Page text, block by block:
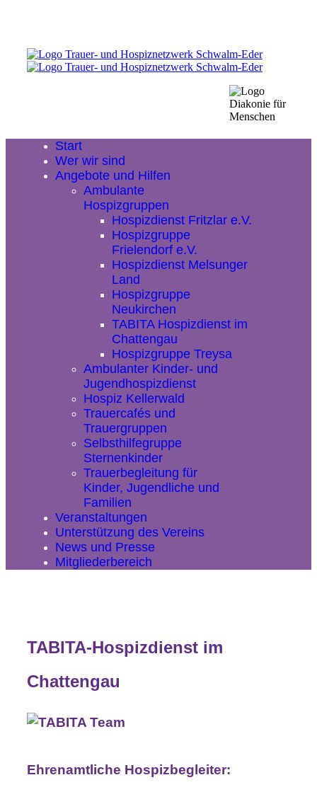
Start
Wer wir sind
Angebote und Hilfen
Ambulante
Hospizgruppen
Hospizdienst Fritzlar e.V.
Hospizgruppe
Frielendorf e.V.
Hospizdienst Melsunger
Land
Hospizgruppe
Neukirchen
TABITA Hospizdienst im
Chattengau
Hospizgruppe Treysa
Ambulanter Kinder- und
Jugendhospizdienst
Hospiz Kellerwald
Trauercafés und
Trauergruppen
Selbsthilfegruppe
Sternenkinder
Trauerbegleitung für
Kinder, Jugendliche und
Familien
Veranstaltungen
Unterstützung des Vereins
News und Presse
Mitgliederbereich
TABITA-Hospizdienst im
Chattengau
Ehrenamtliche Hospizbegleiter: